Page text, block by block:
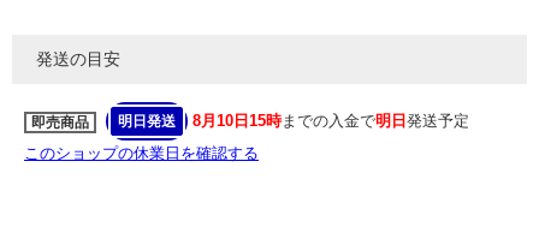
発送の目安
即売商品 明日発送 8月10日15時までの入金で明日 発送予定
このショップの休業日を確認する